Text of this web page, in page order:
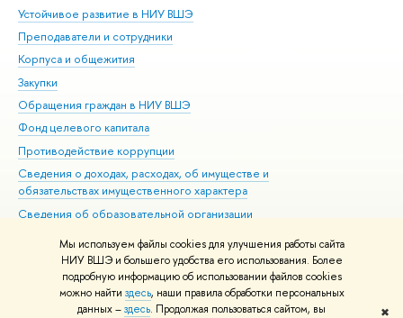
Мы используем файлы cookies для улучшения работы сайта
НИУ ВШЭ и большего удобства его использования. Более
подробную информацию об использовании файлов cookies
можно найти здесь, наши правила обработки персональных
данных –здесь. Продолжая пользоваться сайтом, вы ✖
Устойчивое развитие в НИУ ВШЭ
Преподаватели и сотрудники
Корпуса и общежития
Закупки
Обращения граждан в НИУ ВШЭ
Фонд целевого капитала
Противодействие коррупции
Сведения о доходах, расходах, об имуществе и
обязательствах имущественного характера
Сведения об образовательной организации
Людям с ограниченными возможностями здоровья
Единая платежная страница
Работа в Вышке